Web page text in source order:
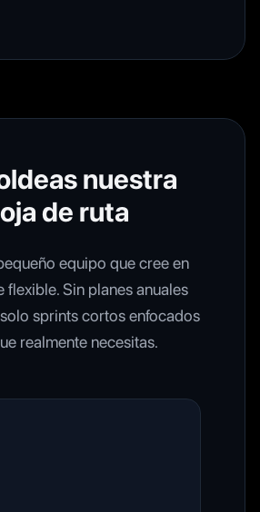
nuestra
de ruta
equipo que cree en
flexible. Sin planes anuales
sprints cortos enfocados
realmente necesitas.